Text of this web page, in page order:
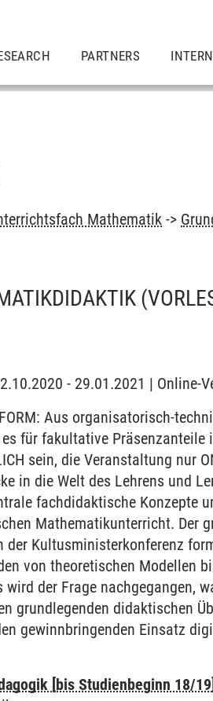
PARTNERS
Mathematik ->
- 29.01.2021 | Online-
Aus organisatorisch-
für fakultative Präsenzanteile
sein, die Veranstaltung nur
in die Welt des Lehrens und
fachdidaktische Konzepte
Mathematikunterricht. Der
Kultusministerkonferenz
von theoretischen Modellen
der Frage nachgegangen,
grundlegenden didaktischen
gewinnbringenden Einsatz
[bis Studienbeginn 18/19]